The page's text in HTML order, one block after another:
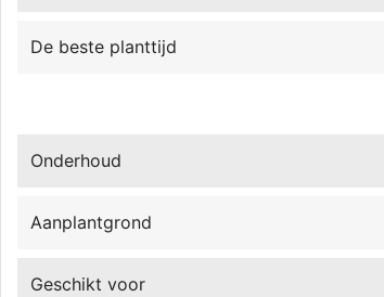
De beste planttijd
Onderhoud
Aanplantgrond
Geschikt voor